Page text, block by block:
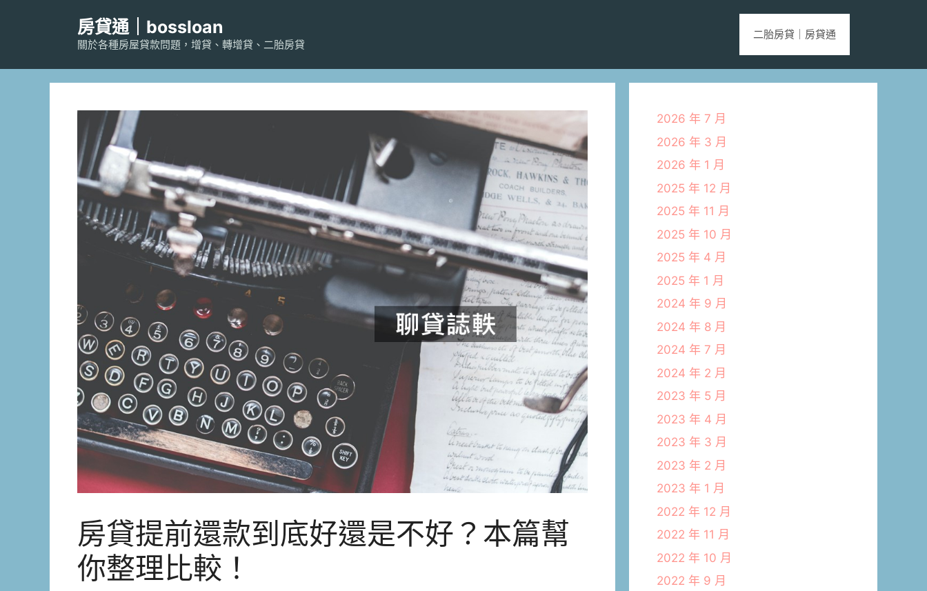
房貸通｜bossloan
關於各種房屋貸款問題，增貸、轉增貸、二胎房貸
二胎房貸｜房貸通
房貸提前還款到底好還是不好？本篇幫
你整理比較！
2026 年 7 月
2026 年 3 月
2026 年 1 月
2025 年 12 月
2025 年 11 月
2025 年 10 月
2025 年 4 月
2025 年 1 月
2024 年 9 月
2024 年 8 月
2024 年 7 月
2024 年 2 月
2023 年 5 月
2023 年 4 月
2023 年 3 月
2023 年 2 月
2023 年 1 月
2022 年 12 月
2022 年 11 月
2022 年 10 月
2022 年 9 月